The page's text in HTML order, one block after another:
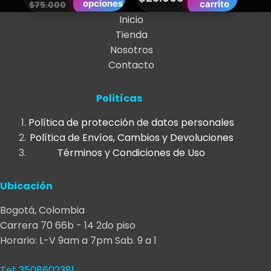
$75.000
Original
Currentopciones
producto
elegir
en
la
de
producto
carrito
Inicio
Tienda
Nosotros
Contacto
Politícas
Política de protección de datos personales
Política de Envíos, Cambios y Devoluciones
Términos y Condiciones de Uso
Ubicación
Bogotá, Colombia
Carrera 70 66b - 14 2do piso
Horario: L-V 9am a 7pm Sab. 9 a 1